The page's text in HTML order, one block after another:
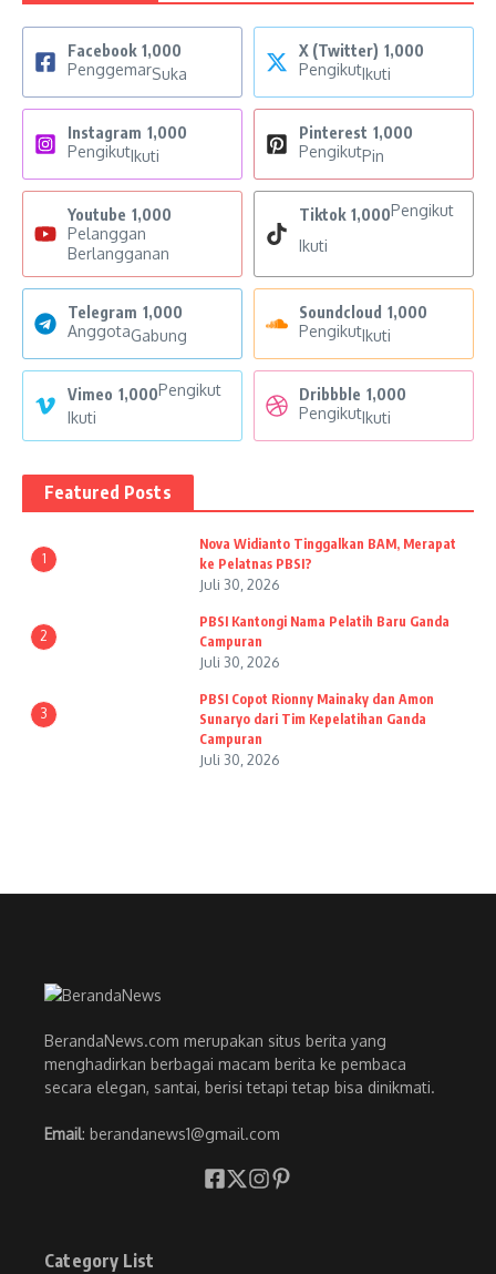
Facebook 1,000
PenggemarSuka
X (Twitter) 1,000
PengikutIkuti
Instagram 1,000
PengikutIkuti
Pinterest 1,000
PengikutPin
Youtube 1,000
Pelanggan
Berlangganan
Tiktok 1,000Pengikut
Ikuti
Telegram 1,000
AnggotaGabung
Soundcloud 1,000
PengikutIkuti
Vimeo 1,000Pengikut
Ikuti
Dribbble 1,000
PengikutIkuti
Featured Posts
1
Nova Widianto Tinggalkan BAM, Merapat
ke Pelatnas PBSI?
Juli 30, 2026
2
PBSI Kantongi Nama Pelatih Baru Ganda
Campuran
Juli 30, 2026
3
PBSI Copot Rionny Mainaky dan Amon
Sunaryo dari Tim Kepelatihan Ganda
Campuran
Juli 30, 2026
BerandaNews.com merupakan situs berita yang
menghadirkan berbagai macam berita ke pembaca
secara elegan, santai, berisi tetapi tetap bisa dinikmati.
Email: berandanews1@gmail.com
Category List